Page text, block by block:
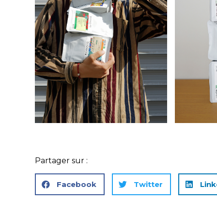
Partager sur :
Facebook Twitter